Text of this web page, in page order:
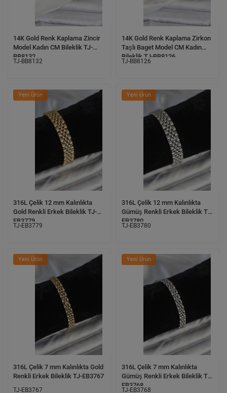
14K Gold Renk Kaplama Zincir
Model Kadın CM Bileklik TJ-
BB8132
TJ-BB8132
14K Gold Renk Kaplama Zirkon
Taşlı Baget Model CM Kadın
Bileklik TJ-BB8126
TJ-BB8126
Yeni Ürün
316L Çelik 12 mm Kalınlıkta
Gold Renkli Erkek Bileklik TJ-
EB3779
TJ-EB3779
Yeni Ürün
316L Çelik 12 mm Kalınlıkta
Gümüş Renkli Erkek Bileklik TJ-
EB3780
TJ-EB3780
Yeni Ürün
316L Çelik 7 mm Kalınlıkta Gold
Renkli Erkek Bileklik TJ-EB3767
TJ-EB3767
Yeni Ürün
316L Çelik 7 mm Kalınlıkta
Gümüş Renkli Erkek Bileklik TJ-
EB3768
TJ-EB3768